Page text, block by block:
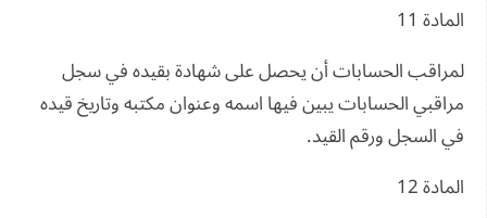
المادة 11
لمراقب الحسابات أن يحصل على شهادة بقيده في سجل
مراقبي الحسابات يبين فيها اسمه وعنوان مكتبه وتاريخ قيده
في السجل ورقم القيد.
المادة 12